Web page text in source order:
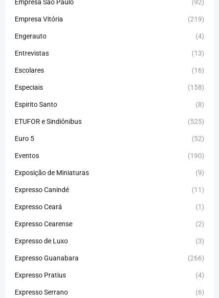
Empresa São Paulo (92)
Empresa Vitória (219)
Engerauto (4)
Entrevistas (13)
Escolares (16)
Especiais (158)
Espirito Santo (8)
ETUFOR e Sindiônibus (525)
Euro 5 (52)
Eventos (190)
Exposição de Miniaturas (9)
Expresso Canindé (11)
Expresso Ceará (1)
Expresso Cearense (2)
Expresso de Luxo (3)
Expresso Guanabara (266)
Expresso Pratius (4)
Expresso Serrano (6)